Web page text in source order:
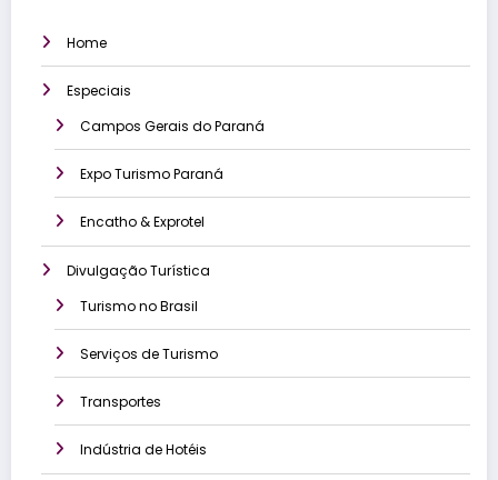
Home
Especiais
Campos Gerais do Paraná
Expo Turismo Paraná
Encatho & Exprotel
Divulgação Turística
Turismo no Brasil
Serviços de Turismo
Transportes
Indústria de Hotéis